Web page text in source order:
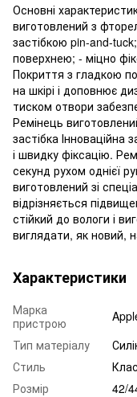
Основні
виготовлений з
застібкою pin-and-
поверхнею; - міцно
Покриття з гладкою
на шкірі і доповнює
тиском отвори
Ремінець
застібка Інноваційна
і швидку фіксацію.
секунд рухом однієї
виготовлений зі
відрізняється
стійкий до вологи і
виглядати, як новий,
Характеристики
Марка
пристрою
Тип матеріалу
Стиль
Розмір
42/